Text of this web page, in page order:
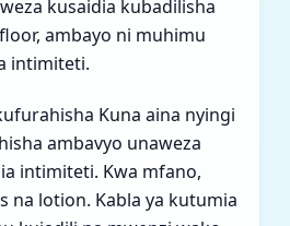
kusaidia kubadilisha
ambayo ni muhimu
intimiteti.
Kuna aina nyingi
ambavyo unaweza
intimiteti. Kwa mfano,
na lotion. Kabla ya kutumia